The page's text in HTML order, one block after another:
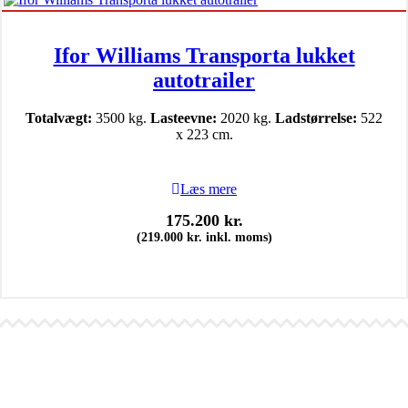
Ifor Williams Transporta lukket
autotrailer
Totalvægt: 3500 kg. Lasteevne: 2020 kg. Ladstørrelse: 522
x 223 cm.
Læs mere
175.200 kr.
(219.000 kr. inkl. moms)